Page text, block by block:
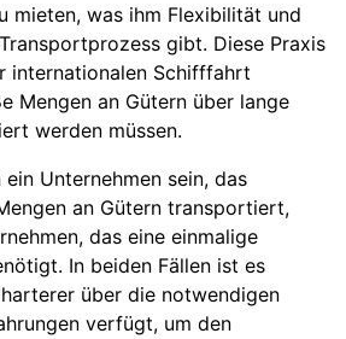
mieten, was ihm Flexibilität und
gibt. Diese Praxis
internationalen Schifffahrt
Mengen an Gütern über lange
werden müssen.
Unternehmen sein, das
an Gütern transportiert,
das eine einmalige
In beiden Fällen ist es
über die notwendigen
verfügt, um den